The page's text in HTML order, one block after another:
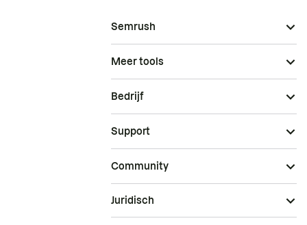
Semrush
Meer tools
Bedrijf
Support
Community
Juridisch